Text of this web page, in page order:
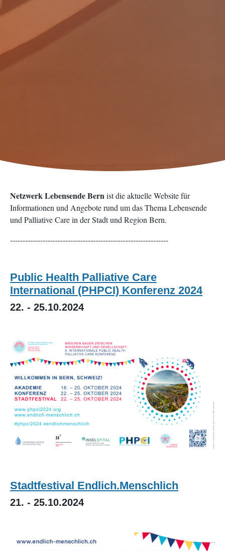
Netzwerk Lebensende Bernist die aktuelle Website für
Informationen und Angebote rund um das Thema Lebensende
und Palliative Care in der Stadt und Region Bern.
---------------------------------------------------------------
Public Health Palliative Care
International (PHPCI) Konferenz 2024
22. - 25.10.2024
Image
Stadtfestival Endlich.Menschlich
21. - 25.10.2024
Image